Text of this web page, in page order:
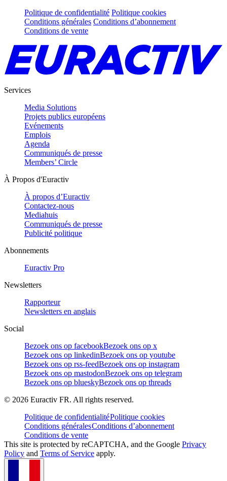
Politique de confidentialité Politique cookies
Conditions générales Conditions d’abonnement
Conditions de vente
Services
Media Solutions
Projets publics européens
Evénements
Emplois
Agenda
Communiqués de presse
Members’ Circle
À Propos d'Euractiv
À propos d’Euractiv
Contactez-nous
Mediahuis
Communiqués de presse
Publicité politique
Abonnements
Euractiv Pro
Newsletters
Rapporteur
Newsletters en anglais
Social
Bezoek ons op facebookBezoek ons op x
Bezoek ons op linkedinBezoek ons op youtube
Bezoek ons op rss-feedBezoek ons op instagram
Bezoek ons op mastodonBezoek ons op telegram
Bezoek ons op blueskyBezoek ons op threads
© 2026 Euractiv FR. All rights reserved.
Politique de confidentialitéPolitique cookies
Conditions généralesConditions d’abonnement
Conditions de vente
This site is protected by reCAPTCHA, and the Google Privacy
Policy and Terms of Service apply.